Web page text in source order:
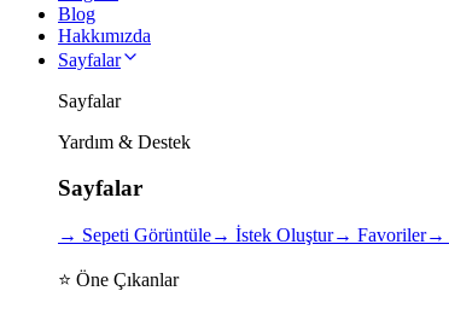
Blog
Hakkımızda
Sayfalar
Sayfalar
Yardım & Destek
Sayfalar
→ Sepeti Görüntüle→ İstek Oluştur→ Favoriler→
⭐ Öne Çıkanlar